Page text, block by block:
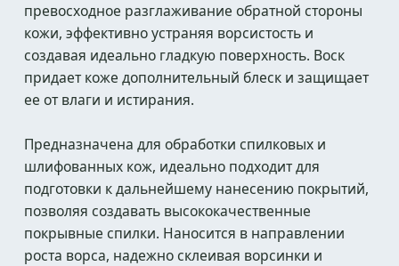
превосходное разглаживание обратной стороны
кожи, эффективно устраняя ворсистость и
создавая идеально гладкую поверхность. Воск
придает коже дополнительный блеск и защищает
ее от влаги и истирания.
Предназначена для обработки спилковых и
шлифованных кож, идеально подходит для
подготовки к дальнейшему нанесению покрытий,
позволяя создавать высококачественные
покрывные спилки. Наносится в направлении
роста ворса, надежно склеивая ворсинки и